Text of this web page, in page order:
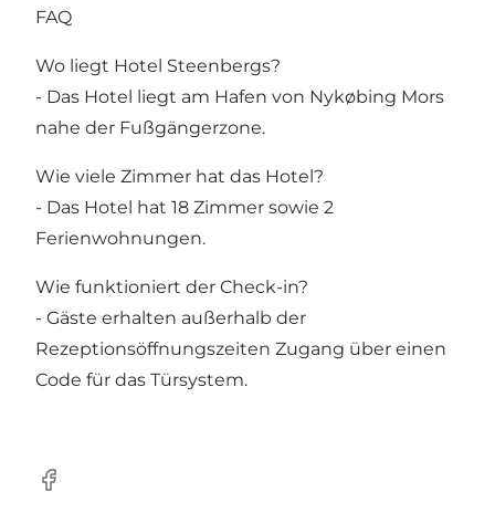
FAQ
Wo liegt Hotel Steenbergs?
- Das Hotel liegt am Hafen von Nykøbing Mors
nahe der Fußgängerzone.
Wie viele Zimmer hat das Hotel?
- Das Hotel hat 18 Zimmer sowie 2
Ferienwohnungen.
Wie funktioniert der Check-in?
- Gäste erhalten außerhalb der
Rezeptionsöffnungszeiten Zugang über einen
Code für das Türsystem.
Facebook